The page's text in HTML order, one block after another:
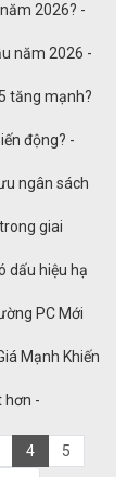
2026? -
năm 2026 -
tăng mạnh?
động? -
ngân sách
giai
dấu hiệu hạ
PC Mới
Mạnh Khiến
hơn -
4
5